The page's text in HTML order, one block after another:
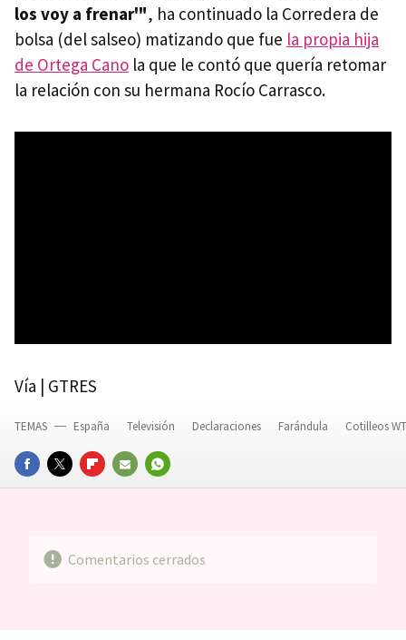
los voy a frenar'", ha continuado la Corredera de
bolsa (del salseo) matizando que fue la propia hija
de Ortega Cano la que le contó que quería retomar
la relación con su hermana Rocío Carrasco.
Vía | GTRES
FACEBOOKTWITTERFLIPBOARD
E-
WHATSAPP
TEMAS España Televisión Declaraciones Farándula Cotilleos
Comentarios cerrados